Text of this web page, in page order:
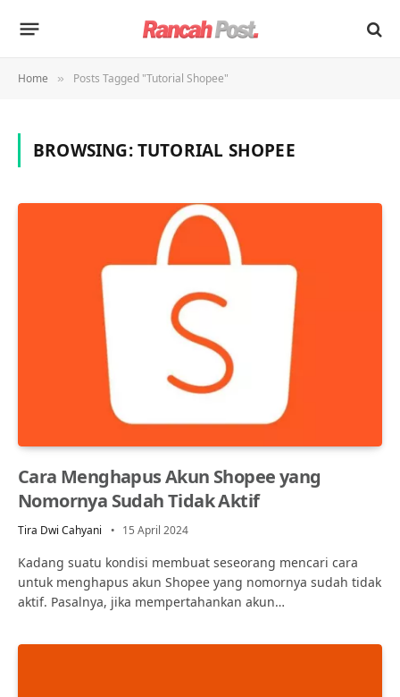
Home » Posts Tagged "Tutorial Shopee"
BROWSING:TUTORIAL SHOPEE
Cara Menghapus Akun Shopee yang
Nomornya Sudah Tidak Aktif
Tira Dwi Cahyani 15 April 2024
Kadang suatu kondisi membuat seseorang mencari cara
untuk menghapus akun Shopee yang nomornya sudah tidak
aktif. Pasalnya, jika mempertahankan akun…